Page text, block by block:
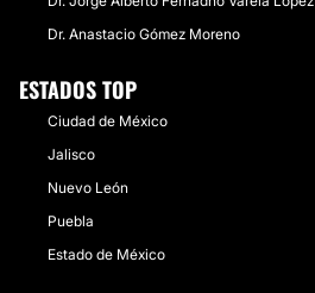
Dr. Anastacio Gómez Moreno
ESTADOS TOP
Ciudad de México
Jalisco
Nuevo León
Puebla
Estado de México